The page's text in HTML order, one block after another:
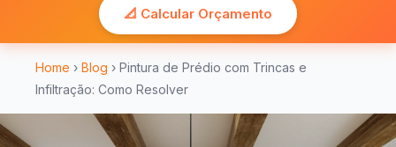
📐 Calcular Orçamento
Home › Blog › Pintura de Prédio com Trincas e
Infiltração: Como Resolver